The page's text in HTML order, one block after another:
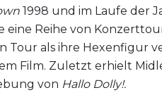
1998 und im Laufe der
Reihe von
Tour als ihre Hexenfigur
Film. Zuletzt erhielt
von Hallo Dolly!.